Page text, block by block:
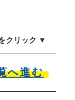
クリック ▼
へ進む